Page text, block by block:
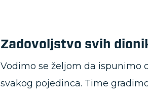
Zadovoljstvo svih
Vodimo se željom da ispunimo
svakog pojedinca. Time